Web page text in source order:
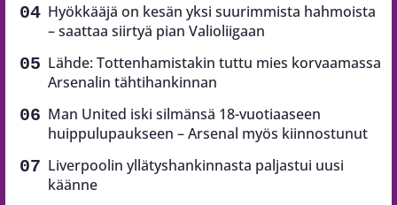
Hyökkääjä on kesän yksi suurimmista hahmoista
– saattaa siirtyä pian Valioliigaan
Lähde: Tottenhamistakin tuttu mies korvaamassa
Arsenalin tähtihankinnan
Man United iski silmänsä 18-vuotiaaseen
huippulupaukseen – Arsenal myös kiinnostunut
Liverpoolin yllätyshankinnasta paljastui uusi
käänne